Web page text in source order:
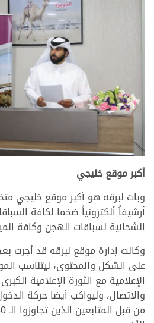
أكبر موقع خليجي
وبات لبرقه هو أكبر موقع خليجي
أرشيفاً ألكترونياً ضخما لكافة
الشحانية لسباقات الهجن وكافة
وكانت إدارة موقع لبرقه قد أجرت
على الشكل والمحتوى، ليتناسب
الإعلامية مع الثورة الإعلامية
والاتصال، وليواكب أيضا حركة